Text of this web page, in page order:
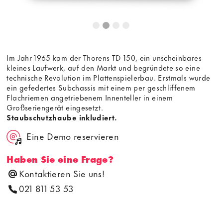
Im Jahr 1965 kam der Thorens TD 150, ein unscheinbares
kleines Laufwerk, auf den Markt und begründete so eine
technische Revolution im Plattenspielerbau. Erstmals wurde
ein gefedertes Subchassis mit einem per geschliffenem
Flachriemen angetriebenem Innenteller in einem
Großseriengerät eingesetzt.
Staubschutzhaube inkludiert.
Eine Demo reservieren
Haben Sie eine Frage?
Kontaktieren Sie uns!
021 811 53 53